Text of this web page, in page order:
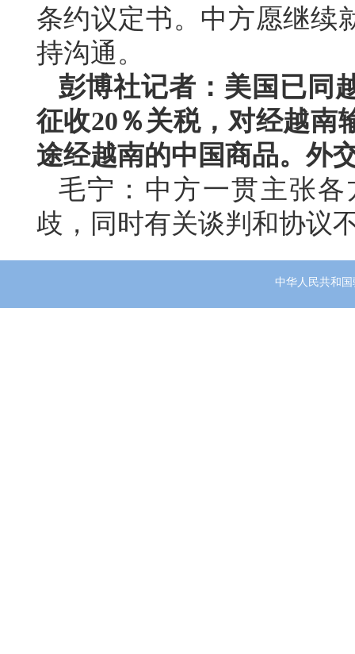
条约议定书。中方愿继续
持沟通。
彭博社记者：美国已同
征收20％关税，对经越南
途经越南的中国商品。外
毛宁：中方一贯主张
歧，同时有关谈判和协议
中华人民共和